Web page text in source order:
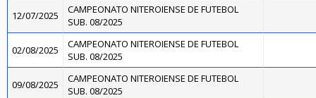
12/07/2025
CAMPEONATO NITEROIENSE DE FUTEBOL
SUB. 08/2025
02/08/2025
CAMPEONATO NITEROIENSE DE FUTEBOL
SUB. 08/2025
09/08/2025
CAMPEONATO NITEROIENSE DE FUTEBOL
SUB. 08/2025